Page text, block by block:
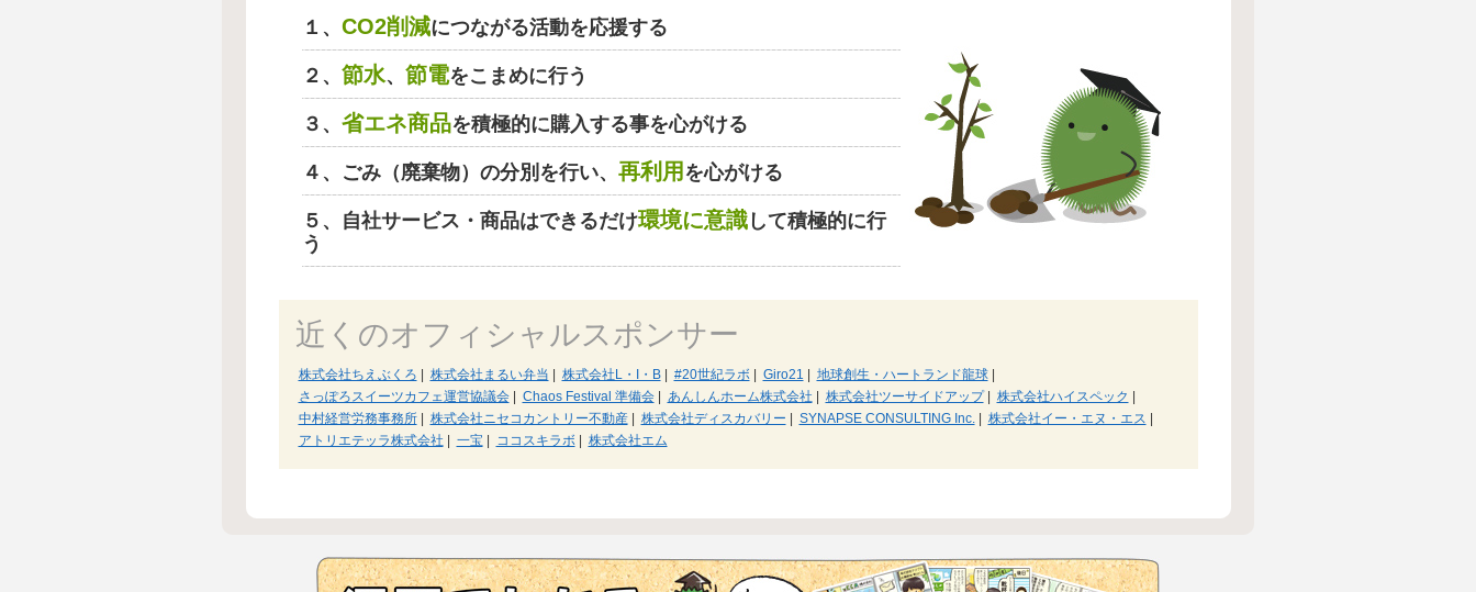
１、 CO2削減につながる活動を応援する
２、 節水、 節電をこまめに行う
３、 省エネ商品を積極的に購入する事を心がける
４、ごみ（廃棄物）の分別を行い、 再利用 を心がける
５、自社サービス・商品はできるだけ環境に意識して積極的に行
う
近くのオフィシャルスポンサー
株式会社ちえぶくろ 株式会社まるい弁当 株式会社L・I・B| #20世紀ラボ| Giro21 地球創生・ハートランド龍球|
さっぽろスイーツカフェ運営協議会| Chaos Festival 準備会| あんしんホーム株式会社 株式会社ツーサイドアップ| 株式会社ハイスペック
中村経営労務事務所| 株式会社ニセコカントリー不動産| 株式会社ディスカバリー SYNAPSE CONSULTING Inc.| 株式会社イー・エヌ・エス
アトリエテッラ株式会社
一宝 ココスキラボ| 株式会社エム